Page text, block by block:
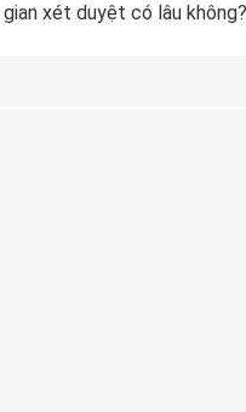
xét duyệt có lâu